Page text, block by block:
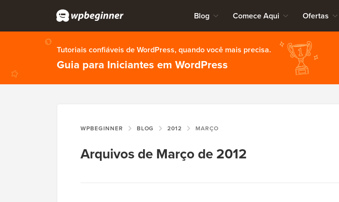
Blog Comece Aqui Ofertas
Tutoriais confiáveis de WordPress, quando você mais precisa.
Guia para Iniciantes em WordPress
WPBEGINNER BLOG 2012 MARÇO
Arquivos de Março de 2012